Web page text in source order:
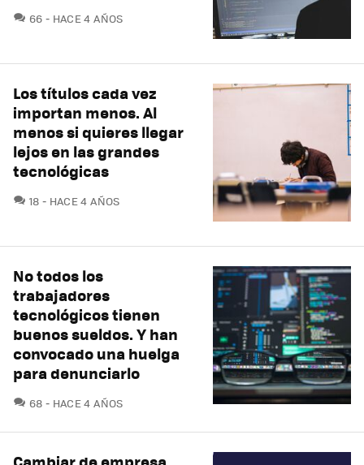
66 COMENTARIOS
HACE 4 AÑOS
Los títulos cada vez
importan menos. Al
menos si quieres llegar
lejos en las grandes
tecnológicas
18 COMENTARIOS
HACE 4 AÑOS
No todos los
trabajadores
tecnológicos tienen
buenos sueldos. Y han
convocado una huelga
para denunciarlo
68 COMENTARIOS
HACE 4 AÑOS